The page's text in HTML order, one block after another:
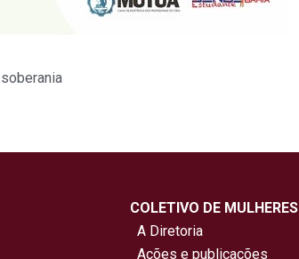
soberania
COLETIVO DE MULHERES
A Diretoria
Ações e publicações